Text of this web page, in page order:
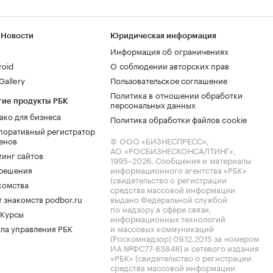
продукты РБК
для бизнеса
регистратор
сайтов
знакомств podbor.ru
управления РБК
Юридическая информация
Информация об ограничениях
О соблюдении авторских прав
Пользовательское соглашение
Политика в отношении обработки
персональных данных
Политика обработки файлов cookie
© ООО «БИЗНЕСПРЕСС»,
АО «РОСБИЗНЕСКОНСАЛТИНГ»,
1995–2026. Сообщения и материалы
информационного агентства «РБК»
(свидетельство о регистрации
средства массовой информации
выдано Федеральной службой
по надзору в сфере связи,
информационных технологий
и массовых коммуникаций
(Роскомнадзор) 09.12.2015 за номером
ИА №ФС77-63848) и сетевого издания
«РБК» (свидетельство о регистрации
средства массовой информации